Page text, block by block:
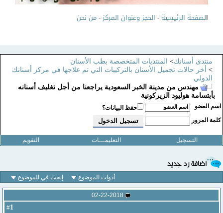
لصفحة الرئيسية-الحجز وعنوان المركز-من نحن
منتدى أسنانك>المنتديات المتخصصة بطب الأسنان
>أخر حالات تجميل الأسنان بالتركيبات التي تم علاجها في مركز أسنانك
الدولي
مهندس من مدينة الخبر السعودية يراجعنا من أجل تغليف أسنانه
بأبتسامة هوليود الزيركونية
اسم العضو
حفظ البيانات؟
كلمة المرور
التسجيل التعليمـــات التقويم
أدوات الموضوع إبحث في الموضوع
02-22-2018